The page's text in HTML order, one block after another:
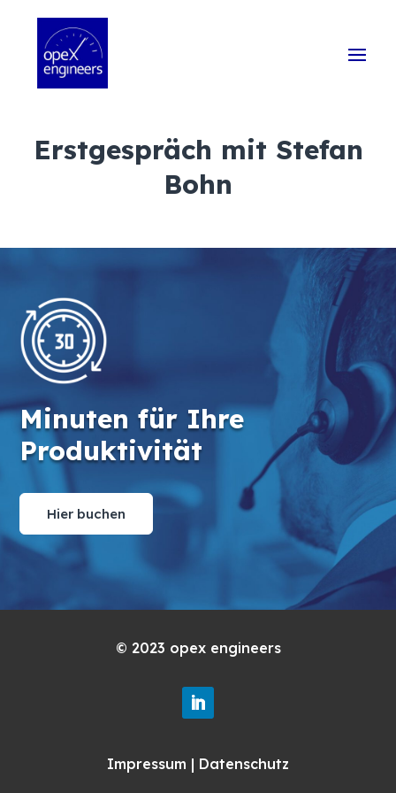
Erstgespräch mit Stefan
Bohn
Minuten für Ihre
Produktivität
Hier buchen
© 2023 opex engineers
Impressum | Datenschutz